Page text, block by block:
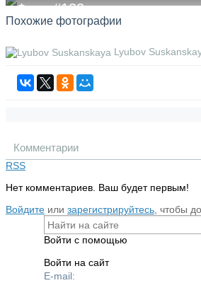
Фото #122
Похожие фотографии
Lyubov
Комментарии
RSS
Нет комментариев. Ваш будет первым!
Войдите или зарегистрируйтесь, чтобы
Войти с помощью
Войти на сайт
E-mail: